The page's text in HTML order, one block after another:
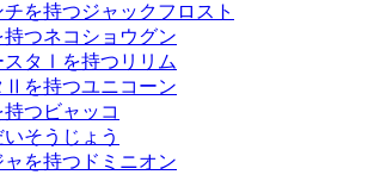
を持つジャックフロスト
持つネコショウグン
スタⅠを持つリリム
Ⅱを持つユニコーン
つビャッコ
そうじょう
を持つドミニオン